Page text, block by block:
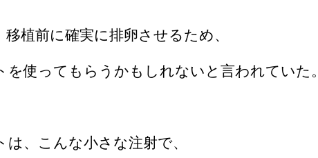
植前に確実に排卵させるため、
を使ってもらうかもしれないと言われていた。
は、こんな小さな注射で、